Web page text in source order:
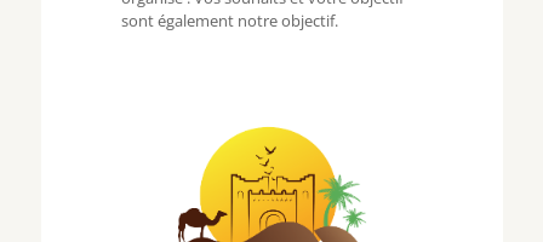
sont également notre objectif.